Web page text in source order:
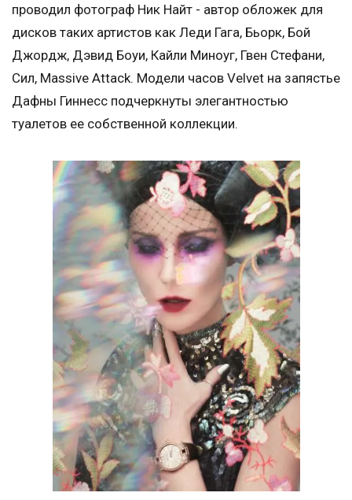
проводил фотограф Ник Найт - автор обложек для
дисков таких артистов как Леди Гага, Бьорк, Бой
Джордж, Дэвид Боуи, Кайли Миноуг, Гвен Стефани,
Сил, Massive Attack. Модели часов Velvet на запястье
Дафны Гиннесс подчеркнуты элегантностью
туалетов ее собственной коллекции.